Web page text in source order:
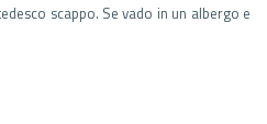
scappo. Se vado in un albergo e